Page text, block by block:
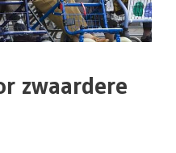
zwaardere